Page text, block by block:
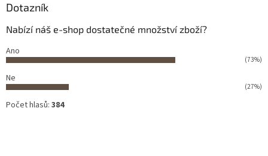
Dotazník
Nabízí náš e-shop dostatečné množství zboží?
Ano
(73%)
Ne
(27%)
Počet hlasů: 384